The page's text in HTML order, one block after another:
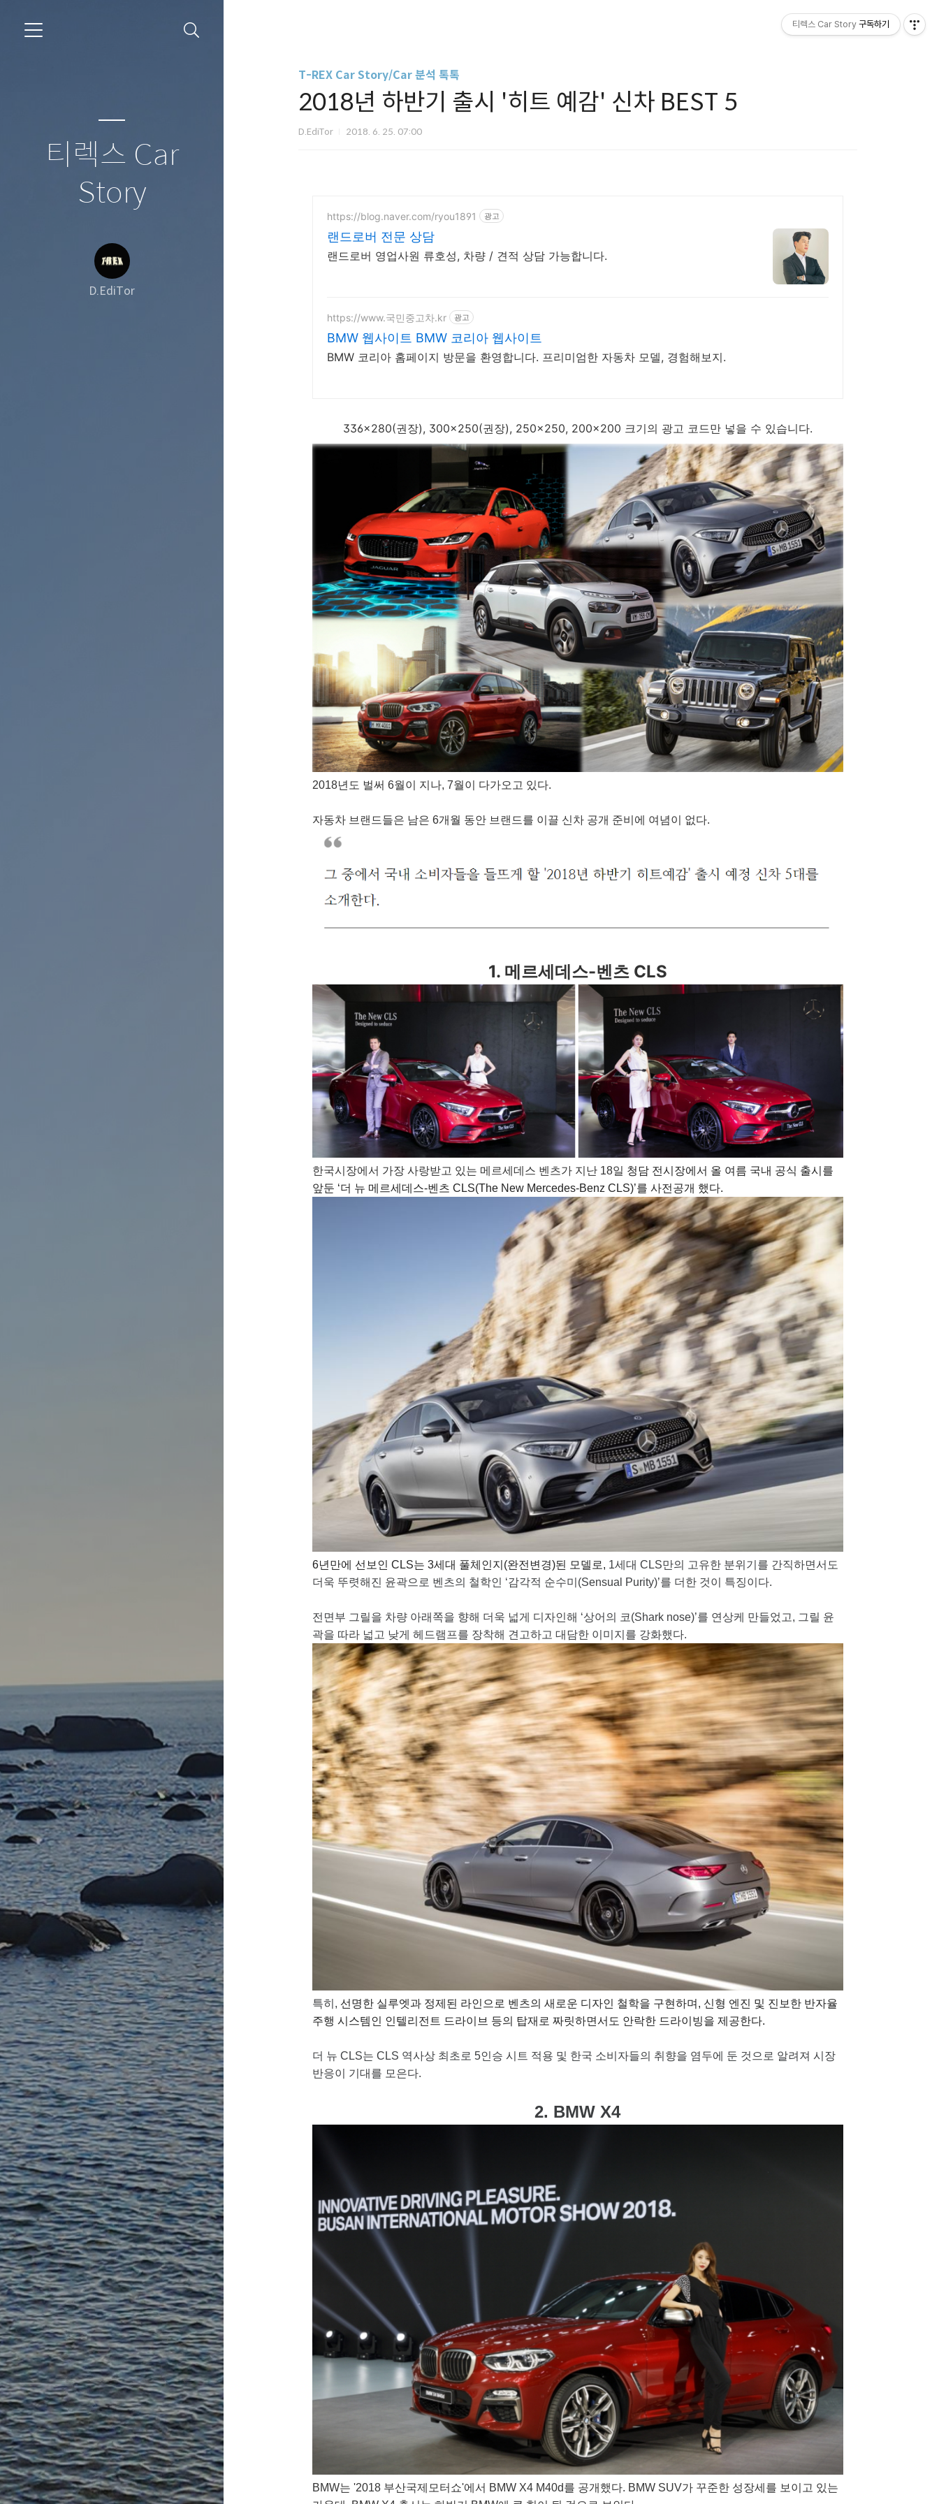
티렉스 Car
Story
D.EdiTor
T-REX Car Story/Car 분석 톡톡
2018년 하반기 출시 '히트 예감' 신차 BEST 5
D.EdiTor 2018. 6. 25. 07:00
https://blog.naver.com/ryou1891 광고
랜드로버 전문 상담
랜드로버 영업사원 류호성, 차량 / 견적 상담 가능합니다.
https://www.국민중고차.kr 광고
BMW 웹사이트 BMW 코리아 웹사이트
BMW 코리아 홈페이지 방문을 환영합니다. 프리미엄한 자동차 모델, 경험해보지.
336x280(권장), 300x250(권장), 250x250, 200x200 크기의 광고 코드만 넣을 수 있습니다.
2018년도 벌써 6월이 지나, 7월이 다가오고 있다.
자동차 브랜드들은 남은 6개월 동안 브랜드를 이끌 신차 공개 준비에 여념이 없다.
1. 메르세데스-벤츠 CLS
한국시장에서 가장 사랑받고 있는 메르세데스 벤츠가 지난 18일 청담 전시장에서 올 여름 국내 공식 출시를
앞둔 ‘더 뉴 메르세데스-벤츠 CLS(The New Mercedes-Benz CLS)’를 사전공개 했다.
6년만에 선보인 CLS는 3세대 풀체인지(완전변경)된 모델로, 1세대 CLS만의 고유한 분위기를 간직하면서도
더욱 뚜렷해진 윤곽으로 벤츠의 철학인 ‘감각적 순수미(Sensual Purity)’를 더한 것이 특징이다.
전면부 그릴을 차량 아래쪽을 향해 더욱 넓게 디자인해 ‘상어의 코(Shark nose)’를 연상케 만들었고, 그릴 윤
곽을 따라 넓고 낮게 헤드램프를 장착해 견고하고 대담한 이미지를 강화했다.
특히, 선명한 실루엣과 정제된 라인으로 벤츠의 새로운 디자인 철학을 구현하며, 신형 엔진 및 진보한 반자율
주행 시스템인 인텔리전트 드라이브 등의 탑재로 짜릿하면서도 안락한 드라이빙을 제공한다.
더 뉴 CLS는 CLS 역사상 최초로 5인승 시트 적용 및 한국 소비자들의 취향을 염두에 둔 것으로 알려져 시장
반응이 기대를 모은다.
2. BMW X4
BMW는 '2018 부산국제모터쇼'에서 BMW X4 M40d를 공개했다. BMW SUV가 꾸준한 성장세를 보이고 있는
티렉스 Car Story 구독하기